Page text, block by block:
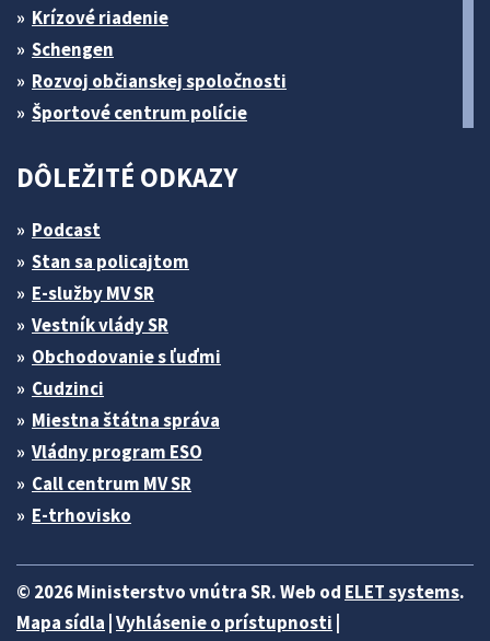
Krízové riadenie
Schengen
Rozvoj občianskej spoločnosti
Športové centrum polície
DÔLEŽITÉ ODKAZY
Podcast
Stan sa policajtom
E-služby MV SR
Vestník vlády SR
Obchodovanie s ľuďmi
Cudzinci
Miestna štátna správa
Vládny program ESO
Call centrum MV SR
E-trhovisko
© 2026 Ministerstvo vnútra SR. Web od ELET systems.
Mapa sídla Vyhlásenie o prístupnosti